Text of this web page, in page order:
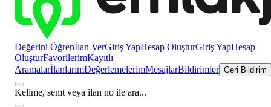
Değerini Öğrenİlan VerGiriş YapHesap OluşturGiriş YapHesap
OluşturFavorilerimKayıtlı
AramalarİlanlarımDeğerlemelerimMesajlarBildirimler Geri Bildirim
Kelime, semt veya ilan no ile ara...